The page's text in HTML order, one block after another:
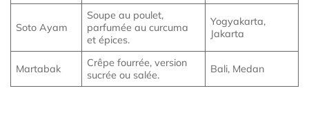
Soto Ayam
Soupe au poulet,
parfumée au curcuma
et épices.
Yogyakarta,
Jakarta
Martabak
Crêpe fourrée, version
sucrée ou salée.
Bali, Medan